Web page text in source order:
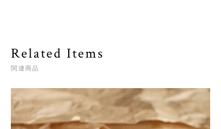
Related Items
関連商品